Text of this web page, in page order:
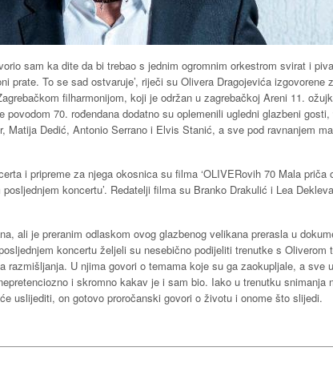
sam ka dite da bi trebao s jednim ogromnim orkestrom svirat i
prate. To se sad ostvaruje’, riječi su Olivera Dragojevića izgovorene
filharmonijom, koji je održan u zagrebačkoj Areni 11.
povodom 70. rođendana dodatno su oplemenili ugledni glazbeni gosti,
Matija Dedić, Antonio Serrano i Elvis Stanić, a sve pod ravnanjem
i pripreme za njega okosnica su filma ‘OLIVERovih 70 Mala priča
koncertu’. Redatelji filma su Branko Drakulić i Lea
ali je preranim odlaskom ovog glazbenog velikana prerasla u
koncertu željeli su nesebično podijeliti trenutke s Oliverom
razmišljanja. U njima govori o temama koje su ga zaokupljale, a sve u
i skromno kakav je i sam bio. Iako u trenutku snimanja
uslijediti, on gotovo proročanski govori o životu i onome što slijedi.